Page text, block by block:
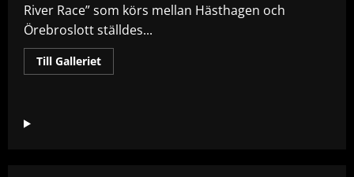
River Race” som körs mellan Hästhagen och
Örebroslott ställdes...
Till GallerietRead
more